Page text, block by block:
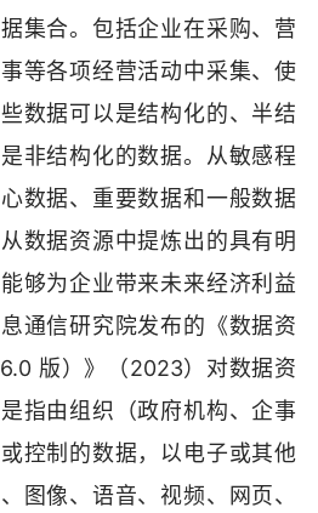
集合。包括企业在采购、营
等各项经营活动中采集、使
数据可以是结构化的、半结
非结构化的数据。从敏感程
数据、重要数据和一般数据
数据资源中提炼出的具有明
够为企业带来未来经济利益
通信研究院发布的《数据资
版）》（2023）对数据资
指由组织（政府机构、企事
控制的数据，以电子或其他
图像、语音、视频、网页、